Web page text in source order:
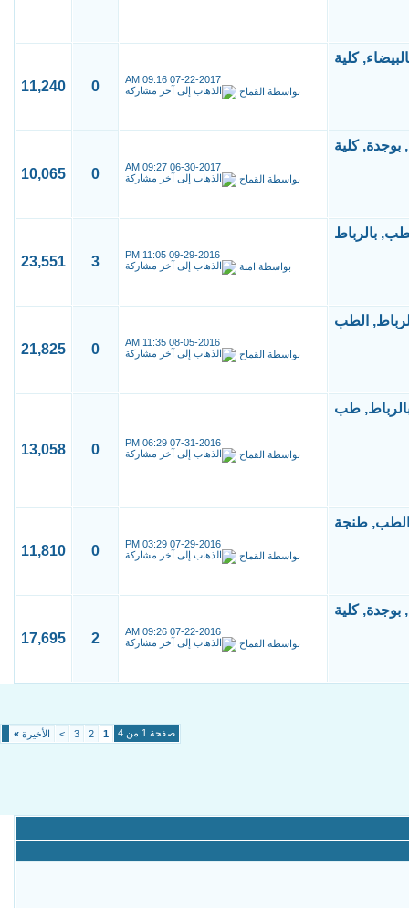
07-22-2017
09:16 AM
بواسطة القماح 0
11,240
06-30-2017
09:27 AM
بواسطة القماح 0
10,065
09-29-2016
11:05 PM
بواسطة امنة 3
23,551
08-05-2016
11:35 AM
بواسطة القماح 0
21,825
07-31-2016
06:29 PM
بواسطة القماح 0
13,058
07-29-2016
03:29 PM
بواسطة القماح 0
11,810
07-22-2016
09:26 AM
بواسطة القماح 2
17,695
صفحة 1 من 4 1
2
3
> الأخيرة »